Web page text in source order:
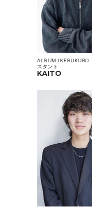
KAITO
ALBUM IKEBUKURO
スタント